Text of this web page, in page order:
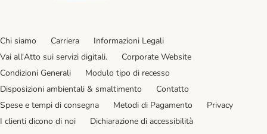
Chi siamo Carriera
Informazioni Legali
Vai all'Atto sui servizi digitali.
Corporate Website
Condizioni Generali
Modulo tipo di recesso
Disposizioni ambientali & smaltimento
Contatto
Spese e tempi di consegna
Metodi di Pagamento
Privacy
I clienti dicono di noi
Dichiarazione di accessibilità